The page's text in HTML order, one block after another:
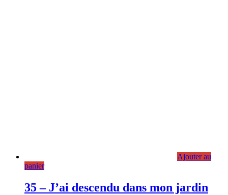
Ajouter au
panier
35 – J’ai descendu dans mon jardin